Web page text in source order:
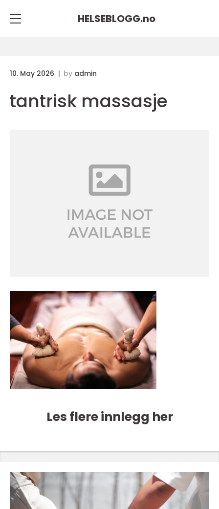
HELSEBLOGG.no
10. May 2026 by admin
tantrisk massasje
Les flere innlegg her